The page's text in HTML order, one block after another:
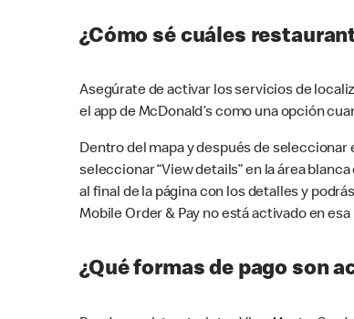
¿Cómo sé cuáles
Asegúrate de activar los servicios de
el app de McDonald’s como una opción
Dentro del mapa y después de
seleccionar “View details” en la área
al final de la página con los detalles y
Mobile Order & Pay no está activado en
¿Qué formas de pago son